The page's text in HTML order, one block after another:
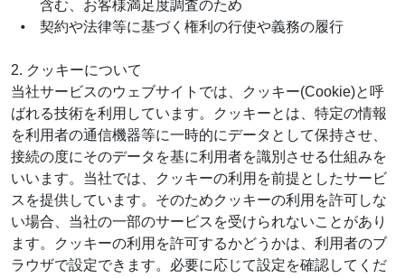
含む、お客様満足度調査のため
契約や法律等に基づく権利の行使や義務の履行
2. クッキーについて
当社サービスのウェブサイトでは、クッキー(Cookie)と呼
ばれる技術を利用しています。クッキーとは、特定の情報
を利用者の通信機器等に一時的にデータとして保持させ、
接続の度にそのデータを基に利用者を識別させる仕組みを
いいます。当社では、クッキーの利用を前提としたサービ
スを提供しています。そのためクッキーの利用を許可しな
い場合、当社の一部のサービスを受けられないことがあり
ます。クッキーの利用を許可するかどうかは、利用者のブ
ラウザで設定できます。必要に応じて設定を確認してくだ